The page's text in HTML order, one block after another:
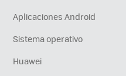
Aplicaciones Android
Sistema operativo
Huawei